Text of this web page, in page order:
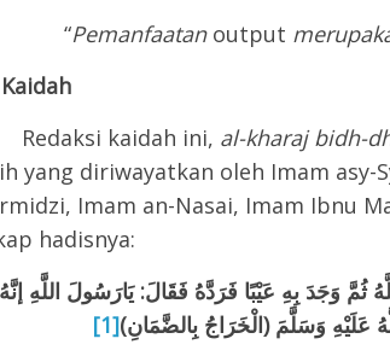
“Pemanfaatan output
kaidah ini, al-kharaj bidh-
yang diriwayatkan oleh Imam asy-
Imam an-Nasai, Imam Ibnu
hadisnya:
وَجَدَ بِهِ عَيْبًا فَرَدَّهُ فَقَالَ: يَارَسُولَ اللَّهِ
عَلَيْهِ وَسَلَّمَ (الْخَرَاجُ بِالضَّمَانِ)[1]